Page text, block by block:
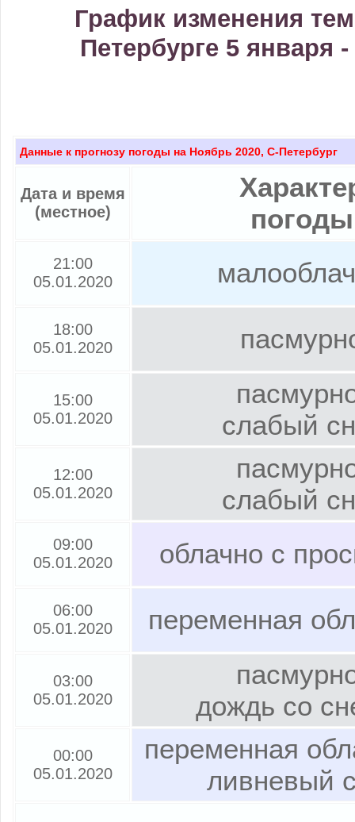
График изменения
Петербурге 5 января
Данные к прогнозу погоды на Ноябрь 2020, С-Петербург
Дата и время
(местное)
погоды
21:00
05.01.2020
18:00
05.01.2020
15:00
05.01.2020
слабый
12:00
05.01.2020
слабый
09:00
05.01.2020
облачно с
06:00
05.01.2020
переменная
03:00
05.01.2020
дождь со
00:00
05.01.2020
переменная
ливневый